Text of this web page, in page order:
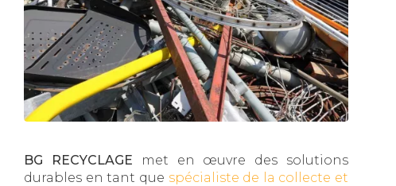
BG RECYCLAGE met en œuvre des solutions
durables en tant que spécialiste de la collecte et